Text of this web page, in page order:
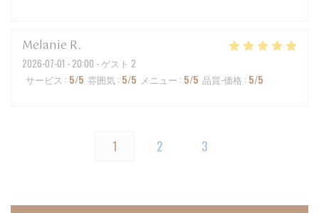
Melanie R
2026-07-01 - 20:00 - ゲスト 2
サービス : 5/5 雰囲気 : 5/5 メニュー : 5/5 品質-価格 : 5/5
1 2 3